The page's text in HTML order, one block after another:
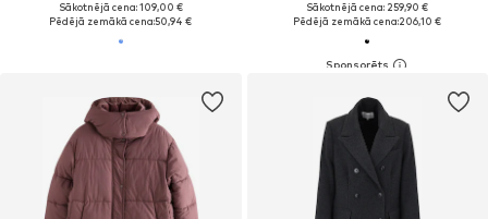
Sākotnējā cena: 109,00 €
Pēdējā zemākā cena:50,94 €
Sākotnējā cena: 259,90 €
Pēdējā zemākā cena:206,10 €